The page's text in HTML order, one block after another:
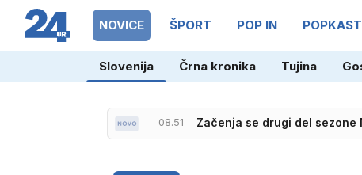
NOVICE ŠPORT POP IN POPKAST
Slovenija Črna kronika Tujina
Začenja se drugi del sezone
08.08 Ruske 'črne vdove': upajo,